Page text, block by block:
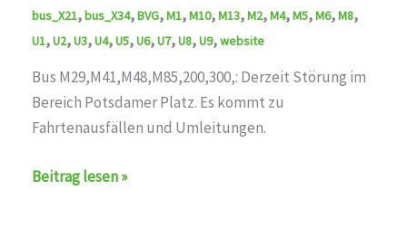
bus_X21,bus_X34,BVG,M1,M10,M13,M2,M4,M5,M6,M8,
U1,U2,U3,U4,U5,U6,U7,U8,U9,website
Bus M29,M41,M48,M85,200,300,: Derzeit Störung im
Bereich Potsdamer Platz. Es kommt zu
Fahrtenausfällen und Umleitungen.
Störung
Beitrag lesen »